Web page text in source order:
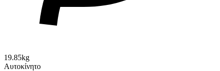
19.85kg
Αυτοκίνητο